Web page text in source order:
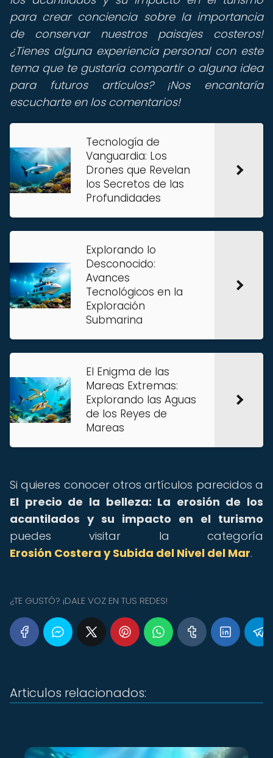
para crear conciencia sobre la importancia
de conservar nuestros paisajes costeros!
¿Tienes alguna experiencia personal con este
tema que te gustaría compartir o alguna idea
para futuros artículos? ¡Nos encantaría
escucharte en los comentarios!
Tecnología de
Vanguardia: Los
Drones que Revelan
los Secretos de las
Profundidades
Explorando lo
Desconocido:
Avances
Tecnológicos en la
Exploración
Submarina
El Enigma de las
Mareas Extremas:
Explorando las Aguas
de los Reyes de
Mareas
Si quieres conocer otros artículos parecidos a
El precio de la belleza: La erosión de los
acantilados y su impacto en el turismo
puedes visitar la categoría
Erosión Costera y Subida del Nivel del Mar.
¿TE GUSTÓ? ¡DALE VOZ EN TUS REDES!
Articulos relacionados: